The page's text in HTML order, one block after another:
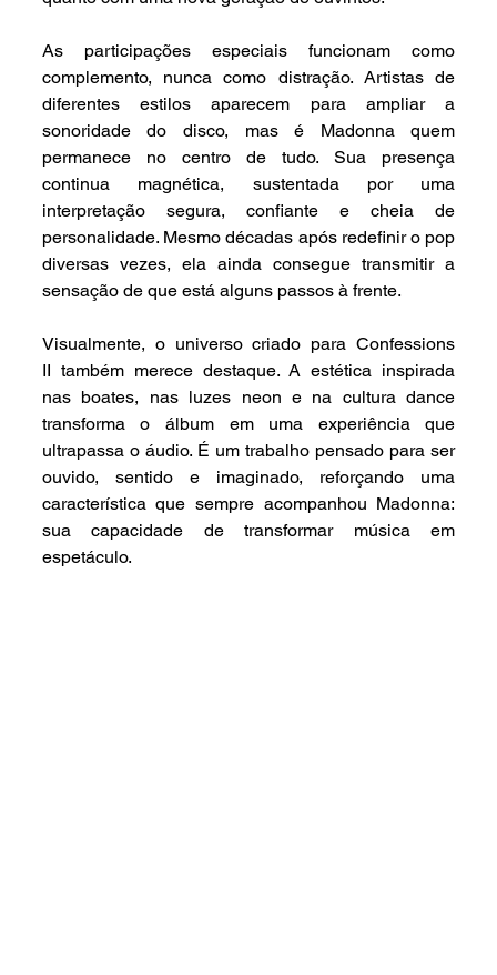
As participações especiais funcionam como
complemento, nunca como distração. Artistas de
diferentes estilos aparecem para ampliar a
sonoridade do disco, mas é Madonna quem
permanece no centro de tudo. Sua presença
continua magnética, sustentada por uma
interpretação segura, confiante e cheia de
personalidade. Mesmo décadas após redefinir o pop
diversas vezes, ela ainda consegue transmitir a
sensação de que está alguns passos à frente.
Visualmente, o universo criado para Confessions
II também merece destaque. A estética inspirada
nas boates, nas luzes neon e na cultura dance
transforma o álbum em uma experiência que
ultrapassa o áudio. É um trabalho pensado para ser
ouvido, sentido e imaginado, reforçando uma
característica que sempre acompanhou Madonna:
sua capacidade de transformar música em
espetáculo.